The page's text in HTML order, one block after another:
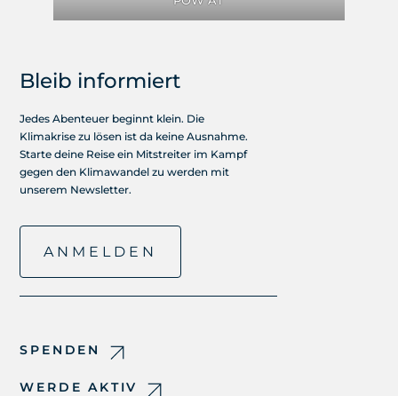
Bleib informiert
Jedes Abenteuer beginnt klein. Die
Klimakrise zu lösen ist da keine Ausnahme.
Starte deine Reise ein Mitstreiter im Kampf
gegen den Klimawandel zu werden mit
unserem Newsletter.
ANMELDEN
SPENDEN
WERDE AKTIV